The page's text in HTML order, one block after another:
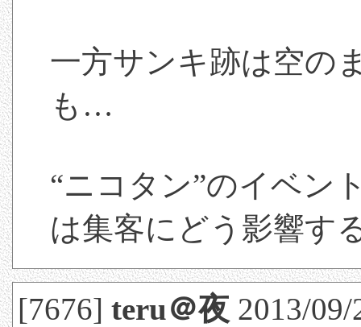
一方サンキ跡は空の
も…
“ニコタン”のイベン
は集客にどう影響す
[7676]teru＠夜 2013/